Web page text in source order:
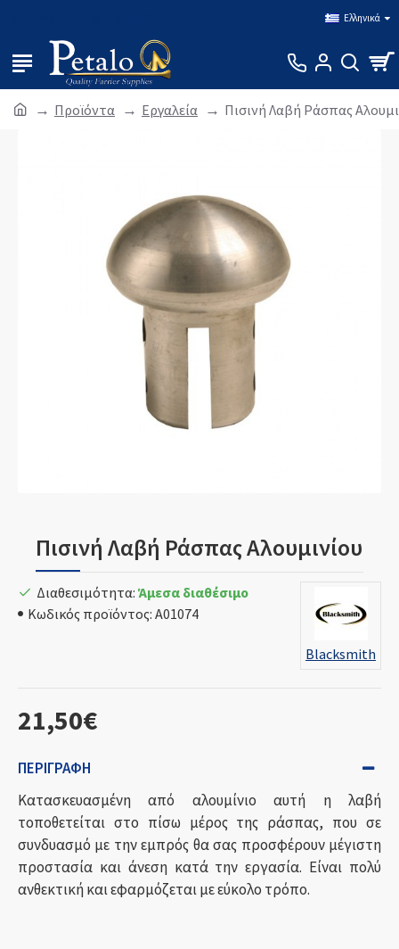
Ελληνικά
Προϊόντα Εργαλεία Πισινή Λαβή Ράσπας
Πισινή Λαβή Ράσπας Αλουμινίου
21,50€
Διαθεσιμότητα: Άμεσα διαθέσιμο
Κωδικός προϊόντος: A01074
Blacksmith
ΠΕΡΙΓΡΑΦΉ
Κατασκευασμένη από αλουμίνιο αυτή η λαβή
τοποθετείται στο πίσω μέρος της ράσπας, που σε
συνδυασμό με την εμπρός θα σας προσφέρουν μέγιστη
προστασία και άνεση κατά την εργασία. Είναι πολύ
ανθεκτική και εφαρμόζεται με εύκολο τρόπο.